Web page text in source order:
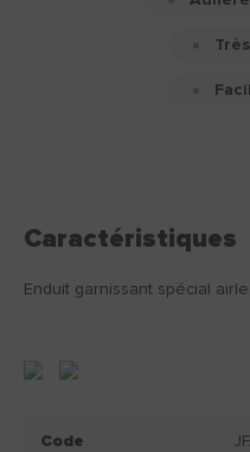
Caractéristiques
Enduit garnissant spécial
Code